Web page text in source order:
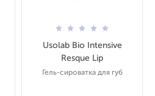
Usolab Bio Intensive
Resque Lip
Гель-сироватка для губ